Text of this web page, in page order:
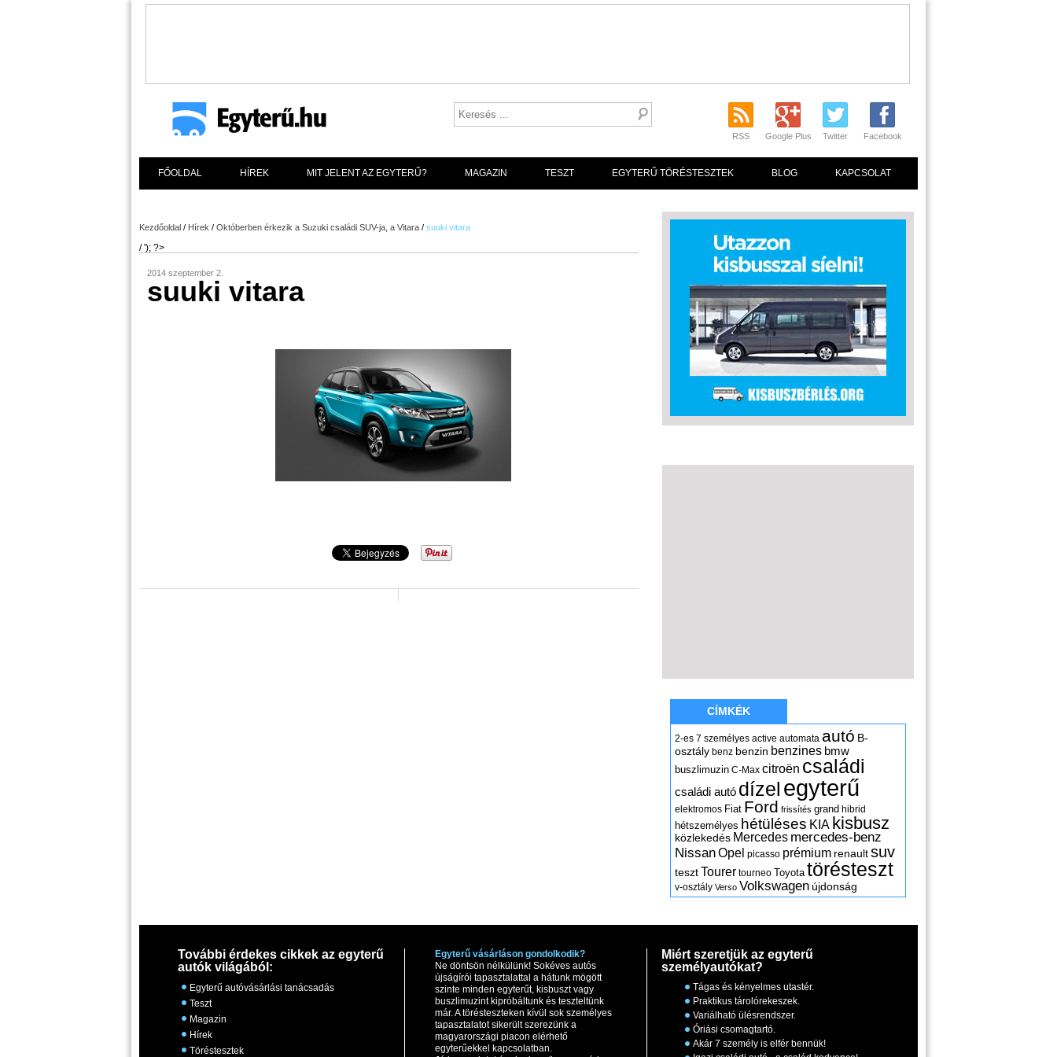
RSS Google Plus Twitter Facebook
FŐOLDAL HÍREK MIT JELENT AZ EGYTERŰ? MAGAZIN TESZT EGYTERŰ TÖRÉSTESZTEK BLOG KAPCSOLAT
Kezdőoldal / Hírek / Októberben érkezik a Suzuki családi SUV-ja, a Vitara / suuki vitara
/ '); ?>
2014 szeptember 2.
suuki vitara
CÍMKÉK
2-es 7 személyes active automata autó B-
osztály benz benzin benzines bmw
buszlimuzin C-Max citroën családi
családi autó dízel egyterű
elektromos Fiat Ford frissítés grand hibrid
hétszemélyes hétüléses KIA kisbusz
közlekedés Mercedes mercedes-benz
NissanOpel picasso prémium renaultsuv
tesztTourer tourneo Toyota törésteszt
v-osztály Verso Volkswagen újdonság
További érdekes cikkek az egyterű
autók világából:
Egyterű autóvásárlási tanácsadás
Teszt
Magazin
Hírek
Töréstesztek
Egyterű vásárláson gondolkodik?
Ne döntsön nélkülünk! Sokéves autós
újságírói tapasztalattal a hátunk mögött
szinte minden egyterűt, kisbuszt vagy
buszlimuzint kipróbáltunk és teszteltünk
már. A törésteszteken kívül sok személyes
tapasztalatot sikerült szerezünk a
magyarországi piacon elérhető
egyterűekkel kapcsolatban.
Miért szeretjük az egyterű
személyautókat?
Tágas és kényelmes utastér.
Praktikus tárolórekeszek.
Variálható ülésrendszer.
Óriási csomagtartó.
Akár 7 személy is elfér bennük!